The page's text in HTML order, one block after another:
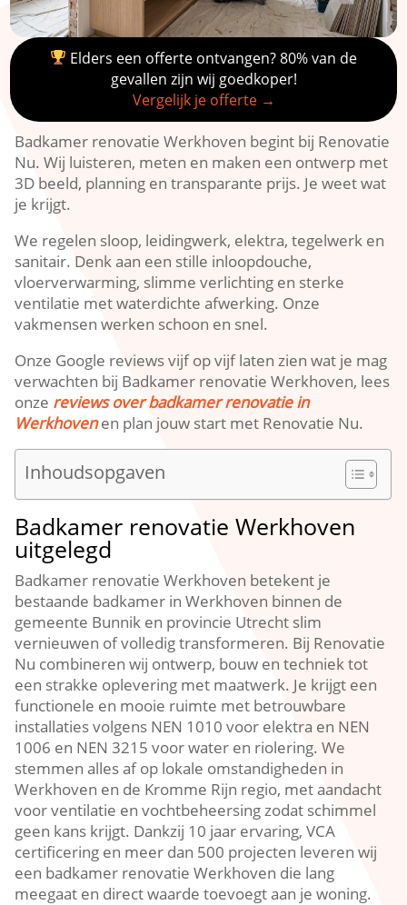
Elders een offerte ontvangen? 80% van de
gevallen zijn wij goedkoper!
Vergelijk je offerte →
Badkamer renovatie Werkhoven begint bij Renovatie
Nu.​ Wij luisteren, meten en maken een ontwerp met
3D beeld, planning en transparante prijs.​ Je weet wat
je krijgt.​
We regelen sloop, leidingwerk, elektra, tegelwerk en
sanitair.​ Denk aan een stille inloopdouche,
vloerverwarming, slimme verlichting en sterke
ventilatie met waterdichte afwerking.​ Onze
vakmensen werken schoon en snel.​
Onze Google reviews vijf op vijf laten zien wat je mag
verwachten bij Badkamer renovatie Werkhoven, lees
onze reviews over badkamer renovatie in
Werkhovenen plan jouw start met Renovatie Nu.​
Inhoudsopgaven
Badkamer renovatie Werkhoven
uitgelegd
Badkamer renovatie Werkhoven betekent je
bestaande badkamer in Werkhoven binnen de
gemeente Bunnik en provincie Utrecht slim
vernieuwen of volledig transformeren.​ Bij Renovatie
Nu combineren wij ontwerp, bouw en techniek tot
een strakke oplevering met maatwerk.​ Je krijgt een
functionele en mooie ruimte met betrouwbare
installaties volgens NEN 1010 voor elektra en NEN
1006 en NEN 3215 voor water en riolering.​ We
stemmen alles af op lokale omstandigheden in
Werkhoven en de Kromme Rijn regio, met aandacht
voor ventilatie en vochtbeheersing zodat schimmel
geen kans krijgt.​ Dankzij 10 jaar ervaring, VCA
certificering en meer dan 500 projecten leveren wij
een badkamer renovatie Werkhoven die lang
meegaat en direct waarde toevoegt aan je woning.​